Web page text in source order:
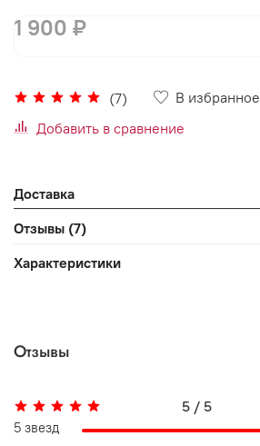
(7)
В избранное
Добавить в сравнение
1 900 ₽
Доставка
Отзывы (7)
Характеристики
Отзывы
5 / 5
5 звезд